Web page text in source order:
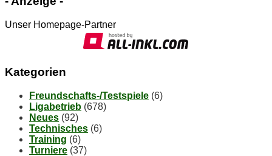
Unser Homepage-Partner
Ka­te­go­rien
Freundschafts-/Testspiele (6)
Ligabetrieb (678)
Neues (92)
Technisches (6)
Training (6)
Turniere (37)